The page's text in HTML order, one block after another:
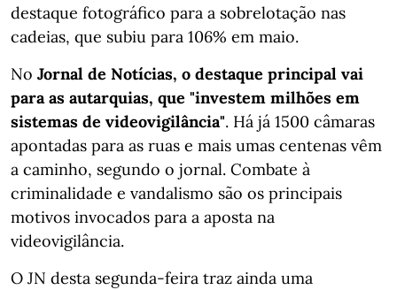
destaque fotográfico para a sobrelotação nas
cadeias, que subiu para 106% em maio.
No Jornal de Notícias, o destaque principal vai
para as autarquias, que "investem milhões em
sistemas de videovigilância". Há já 1500 câmaras
apontadas para as ruas e mais umas centenas vêm
a caminho, segundo o jornal. Combate à
criminalidade e vandalismo são os principais
motivos invocados para a aposta na
videovigilância.
O JN desta segunda-feira traz ainda uma